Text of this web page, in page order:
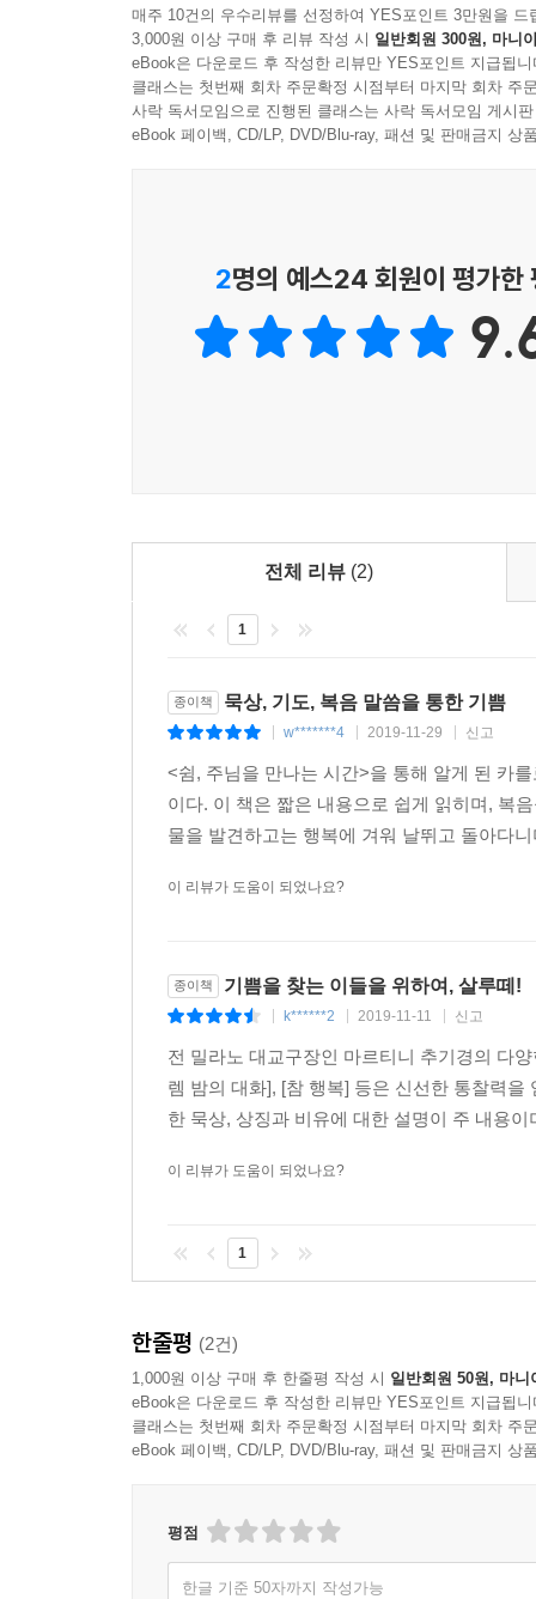
하나하나를 다시 읽고 이해하며 묵상하는 동안,
무엇인지를 분명히 알게 된다. 이 책은 복음 안에
나위 없이 유용한 지침서가 되어 줄 것이다. 또한
것이다.
― 본문 중에서
매주 10건의 우수리뷰를 선정하여 YES포인트 3만원을 드
3,000원 이상 구매 후 리뷰 작성 시 일반회원 300원, 마니
eBook은 다운로드 후 작성한 리뷰만 YES포인트 지급됩니
클래스는 첫번째 회차 주문확정 시점부터 마지막 회차 주
사락 독서모임으로 진행된 클래스는 사락 독서모임 게시
eBook 페이백, CD/LP, DVD/Blu-ray, 패션 및 판매금지 상
2명의 예스24 회원이 평가한
전체 리뷰 (2)
1
종이책 묵상, 기도, 복음 말씀을 통한 기쁨
w*******4 2019-11-29 신고
<쉼, 주님을 만나는 시간>을 통해 알게 된 카
이다. 이 책은 짧은 내용으로 쉽게 읽히며, 복
물을 발견하고는 행복에 겨워 날뛰고 돌아다
이 리뷰가 도움이 되었나요?
종이책 기쁨을 찾는 이들을 위하여, 살루떼!
k******2 2019-11-11 신고
전 밀라노 대교구장인 마르티니 추기경의 다
렘 밤의 대화], [참 행복] 등은 신선한 통찰력
한 묵상, 상징과 비유에 대한 설명이 주 내용
이 리뷰가 도움이 되었나요?
1
한줄평 (2건)
1,000원 이상 구매 후 한줄평 작성 시 일반회원 50원, 마니
eBook은 다운로드 후 작성한 리뷰만 YES포인트 지급됩니
클래스는 첫번째 회차 주문확정 시점부터 마지막 회차 주
eBook 페이백, CD/LP, DVD/Blu-ray, 패션 및 판매금지 상
평점
한글 기준 50자까지 작성가능